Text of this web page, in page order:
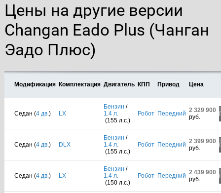
Цены на другие версии
Changan Eado Plus (Чанган
Эадо Плюс)
Модификация Комплектация Двигатель КПП Привод Цена
Седан (4 дв.) LX
Бензин /
1.4 л.
(155 л.с.)
Робот Передний 2 329 900
руб.
Седан (4 дв.) DLX
Бензин /
1.4 л.
(155 л.с.)
Робот Передний 2 399 900
руб.
Седан (4 дв.) LX
Бензин /
1.4 л.
(150 л.с.)
Робот Передний 2 439 900
руб.